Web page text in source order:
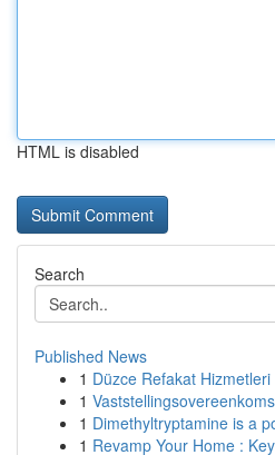
HTML is disabled
Search
Published News
1 Düzce Refakat Hizmetleri
1
1 Dimethyltryptamine is a
1 Revamp Your Home :